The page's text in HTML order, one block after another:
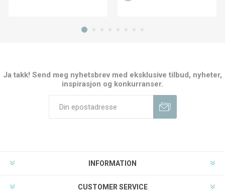
Ja takk! Send meg nyhetsbrev med eksklusive tilbud, nyheter,
inspirasjon og konkurranser.
INFORMATION
CUSTOMER SERVICE